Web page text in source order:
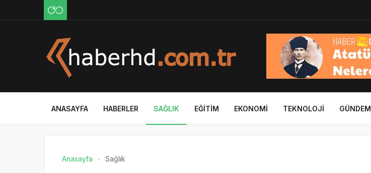
ANASAYFA HABERLER SAĞLIK EĞITIM EKONOMI TEKNOLOJI GÜNDEM
Anasayfa Sağlık